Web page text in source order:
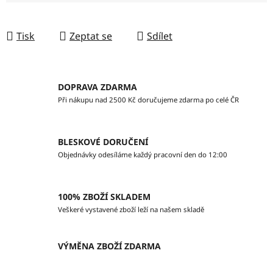
Tisk Zeptat se Sdílet
DOPRAVA ZDARMA
Při nákupu nad 2500 Kč doručujeme zdarma po celé ČR
BLESKOVÉ DORUČENÍ
Objednávky odesíláme každý pracovní den do 12:00
100% ZBOŽÍ SKLADEM
Veškeré vystavené zboží leží na našem skladě
VÝMĚNA ZBOŽÍ ZDARMA